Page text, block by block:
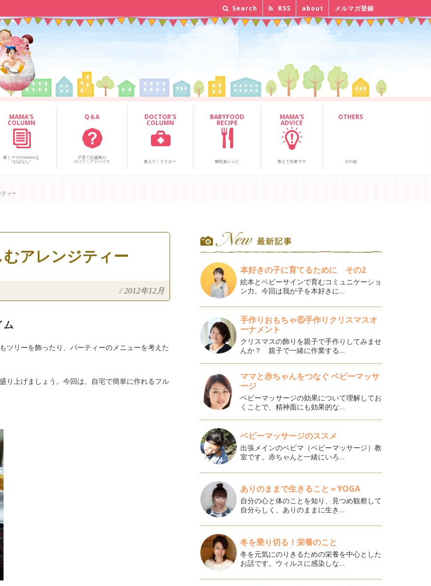
Search RSS about メルマガ登録
MAMA'S
COLUMN
輝くママのNEWSな
“おはなし”
Q＆A
子育て応援隊の
ズバリ！アドバイス
DOCTOR'S
COLUMN
教えて！ドクター
BABYFOOD
RECIPE
離乳食レシピ
MAMA'S
ADVICE
教えて先輩ママ
OTHERS
その他
ィー
アレンジティー
/ 2012年12月
ム
ツリーを飾ったり、パーティーのメニューを考えた
り上げましょう。今回は、自宅で簡単に作れるフル
本好きの子に育てるために その2
絵本とベビーサインで育むコミュニケーショ
ン力。今回は我が子を本好きに…
手作りおもちゃ⑥手作りクリスマスオ
ーナメント
クリスマスの飾りを親子で手作りしてみませ
んか？ 親子で一緒に作業する…
ママと赤ちゃんをつなぐ ベビーマッサ
ージ
ベビーマッサージの効果について理解してお
くことで、精神面にも効果的な…
ベビーマッサージのススメ
出張メインのベビマ（ベビーマッサージ）教
室です。赤ちゃんと一緒にいろ…
ありのままで生きること＝YOGA
自分の心と体のことを知り、見つめ観察して
自分らしく、ありのままに生き…
冬を乗り切る！栄養のこと
冬を元気にのりきるための栄養を中心とした
お話です。ウィルスに感染しな…